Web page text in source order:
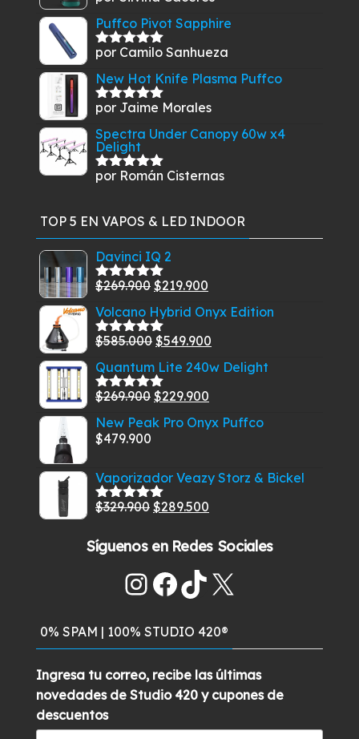
Puffco Pivot Sapphire
Valorado
por Camilo Sanhueza
New Hot Knife Plasma Puffco
Valorado
por Jaime Morales
Spectra Under Canopy 60w x4
Delight
Valorado
por Román Cisternas
TOP 5 EN VAPOS & LED INDOOR
Davinci IQ 2
Valorado
5
$269.900 El
precio
original
era:
$269.900.
$219.900
precio
actual
es:
$219.900.
Volcano Hybrid Onyx Edition
Valorado
5
$585.000 El
precio
original
era:
$585.000.
$549.900
precio
actual
$549.900.
Quantum Lite 240w Delight
Valorado
5
$269.900 El
precio
$269.900.
$229.900
precio
$229.900.
New Peak Pro Onyx Puffco
$479.900
Vaporizador Veazy Storz & Bickel
Valorado
$329.900 El
original
$329.900.
$289.500
actual
$289.500.
Síguenos en Redes Sociales
Instagram
Facebook
TikTok
X
0% SPAM | 100% STUDIO 420®
Ingresa tu correo, recibe las últimas
novedades de Studio 420 y cupones de
descuentos